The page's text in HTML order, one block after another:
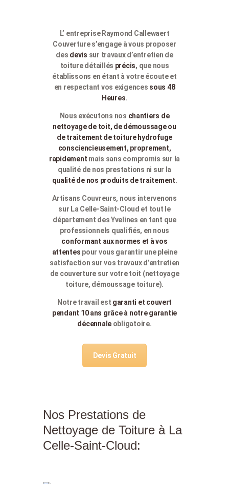
L’ entreprise Raymond Callewaert
Couverture s’engage à vous proposer
des devis sur travaux d’entretien de
toiture détaillés précis, que nous
établissons en étant à votre écoute et
en respectant vos exigences sous 48
Heures.
Nous exécutons nos chantiers de
nettoyage de toit, de démoussage ou
de traitement de toiture hydrofuge
consciencieusement, proprement,
rapidement mais sans compromis sur la
qualité de nos prestations ni sur la
qualité de nos produits de traitement.
Artisans Couvreurs, nous intervenons
sur La Celle-Saint-Cloud et tout le
département des Yvelines en tant que
professionnels qualifiés, en nous
conformant aux normes et à vos
attentes pour vous garantir une pleine
satisfaction sur vos travaux d’entretien
de couverture sur votre toit (nettoyage
toiture, démoussage toiture).
Notre travail est garanti et couvert
pendant 10 ans grâce à notre garantie
décennale obligatoire.
Devis Gratuit
Nos Prestations de
Nettoyage de Toiture à La
Celle-Saint-Cloud: